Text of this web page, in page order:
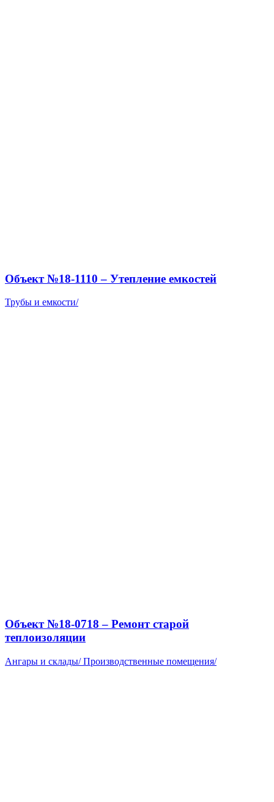
Объект №18-1110 – Утепление емкостей
Трубы и емкости/
Объект №18-0718 – Ремонт старой
теплоизоляции
Ангары и склады/Производственные помещения/